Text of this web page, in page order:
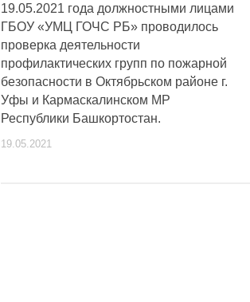
19.05.2021 года должностными лицами
ГБОУ «УМЦ ГОЧС РБ» проводилось
проверка деятельности
профилактических групп по пожарной
безопасности в Октябрьском районе г.
Уфы и Кармаскалинском МР
Республики Башкортостан.
19.05.2021